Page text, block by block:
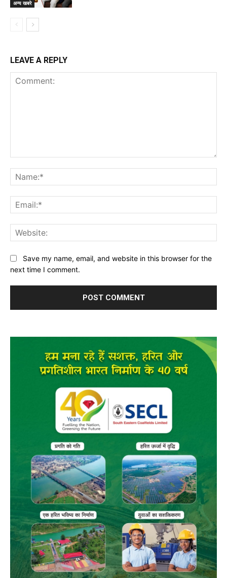
अन्य खबरे
LEAVE A REPLY
Save my name, email, and website in this browser for the
next time I comment.